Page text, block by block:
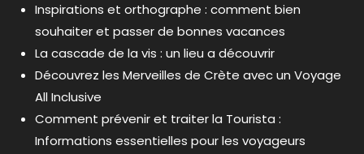
Inspirations et orthographe : comment bien
souhaiter et passer de bonnes vacances
La cascade de la vis : un lieu a découvrir
Découvrez les Merveilles de Crète avec un Voyage
All Inclusive
Comment prévenir et traiter la Tourista :
Informations essentielles pour les voyageurs